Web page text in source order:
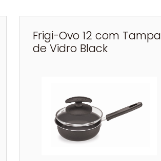
Frigi-Ovo 12 com Tampa
de Vidro Black